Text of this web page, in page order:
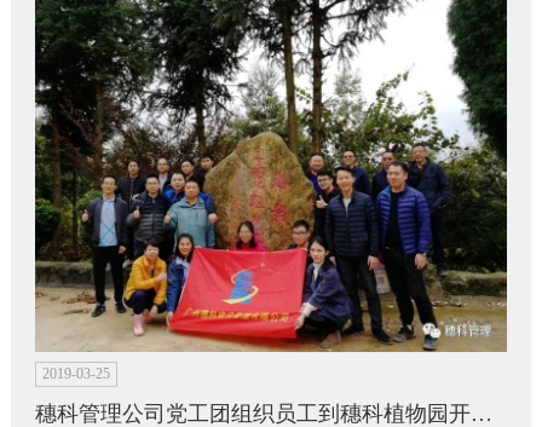
2019-03-25
穗科管理公司党工团组织员工到穗科植物园开展“徒步植树”的主题植树活动